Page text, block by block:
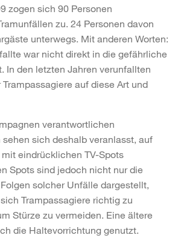
zogen sich 90 Personen
zu. 24 Personen davon
unterwegs. Mit anderen Worten:
war nicht direkt in die gefährliche
In den letzten Jahren verunfallten
auf diese Art und
verantwortlichen
sich deshalb veranlasst, auf
eindrücklichen TV-Spots
Spots sind jedoch nicht nur die
solcher Unfälle dargestellt,
Trampassagiere richtig zu
Stürze zu vermeiden. Eine ältere
die Haltevorrichtung genutzt.